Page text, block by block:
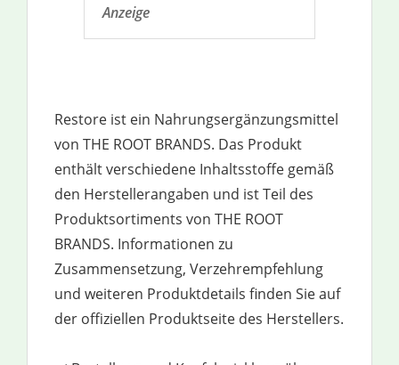
Anzeige
Restore ist ein Nahrungsergänzungsmittel
von THE ROOT BRANDS. Das Produkt
enthält verschiedene Inhaltsstoffe gemäß
den Herstellerangaben und ist Teil des
Produktsortiments von THE ROOT
BRANDS. Informationen zu
Zusammensetzung, Verzehrempfehlung
und weiteren Produktdetails finden Sie auf
der offiziellen Produktseite des Herstellers.